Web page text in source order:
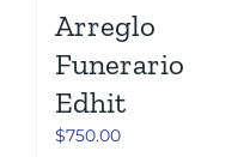
Arreglo
Funerario
Edhit
$750.00